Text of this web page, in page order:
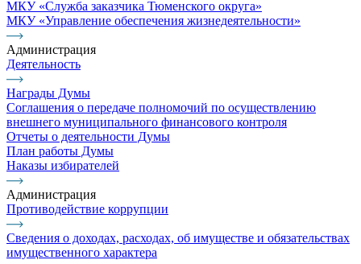
МКУ «Служба заказчика Тюменского округа»
МКУ «Управление обеспечения жизнедеятельности»
Администрация
Деятельность
Награды Думы
Соглашения о передаче полномочий по осуществлению
внешнего муниципального финансового контроля
Отчеты о деятельности Думы
План работы Думы
Наказы избирателей
Администрация
Противодействие коррупции
Сведения о доходах, расходах, об имуществе и обязательствах
имущественного характера